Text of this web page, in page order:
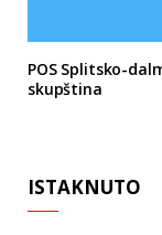
POS Splitsko-
skupština
ISTAKNUTO